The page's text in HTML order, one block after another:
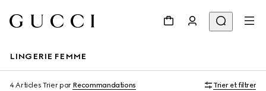
LINGERIE FEMME
4 Articles Trier par Recommandations Trier et filtrer